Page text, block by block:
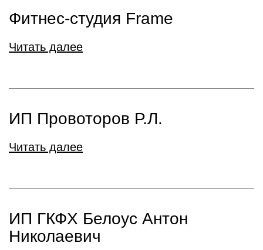
Фитнес-студия Frame
Читать далее
ИП Провоторов Р.Л.
Читать далее
ИП ГКФХ Белоус Антон
Николаевич